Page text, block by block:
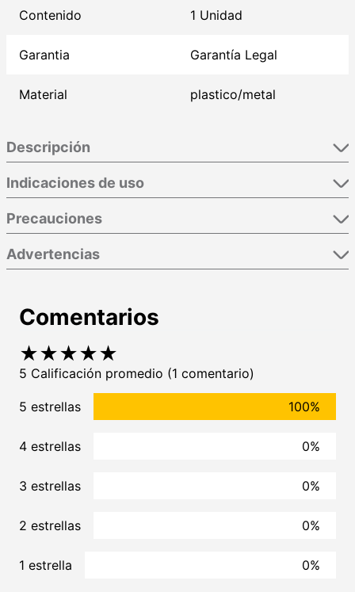
Contenido 1 Unidad
Garantia Garantía Legal
Material plastico/metal
Descripción
Indicaciones de uso
Precauciones
Advertencias
Comentarios
★★★★★
5 Calificación promedio (1 comentario)
5 estrellas 100%
4 estrellas 0%
3 estrellas 0%
2 estrellas 0%
1 estrella 0%